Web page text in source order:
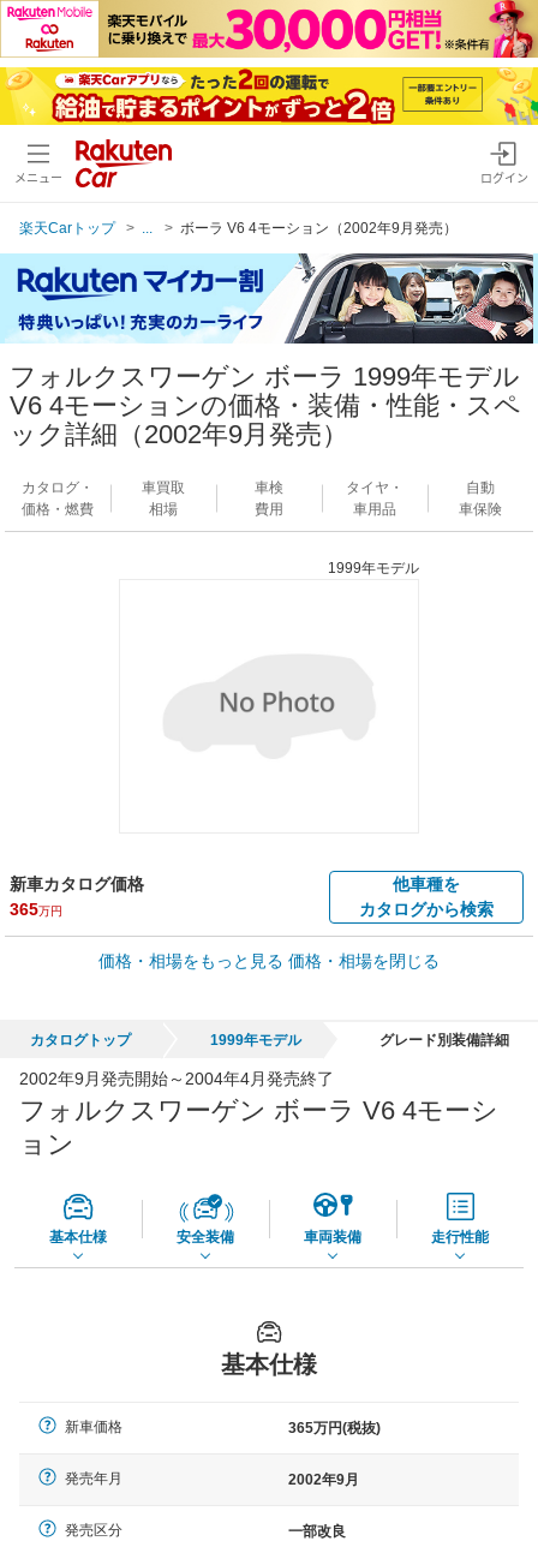
メニュー ログイン
楽天Carトップ ボーラ V6 4モーション（2002年9月発売）
フォルクスワーゲン ボーラ 1999年モデル
V6 4モーションの価格・装備・性能・スペ
ック詳細（2002年9月発売）
カタログ・
価格・燃費
車買取
相場
車検
費用
タイヤ・
車用品
自動
車保険
1999年モデル
新車カタログ価格
365万円
他車種を
カタログから検索
車買取価格 *
車買取相場
65,050円
価格・相場をもっと見る 価格・相場を閉じる
カタログトップ 1999年モデル グレード別装備詳細
2002年9月発売開始～2004年4月発売終了
フォルクスワーゲン ボーラ V6 4モーシ
ョン
基本仕様 安全装備 車両装備 走行性能
基本仕様
新車価格 365万円(税抜)
発売年月 2002年9月
発売区分 一部改良